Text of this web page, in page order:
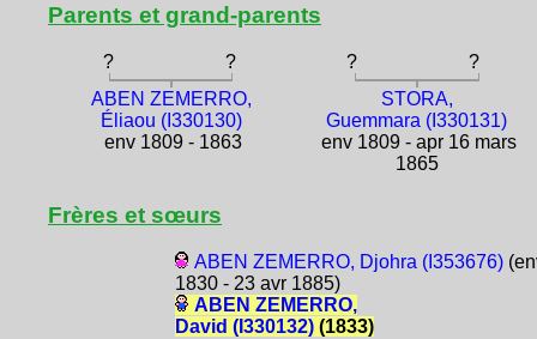
Parents et grand-parents
? ? ?
?
ABEN ZEMERRO,
Éliaou (I330130)
env 1809 - 1863
STORA,
Guemmara (I330131)
env 1809 - apr 16 mars
1865
Frères et sœurs
ABEN ZEMERRO, Djohra (I353676)
1830 - 23 avr 1885)
ABEN ZEMERRO,
David (I330132)(1833)